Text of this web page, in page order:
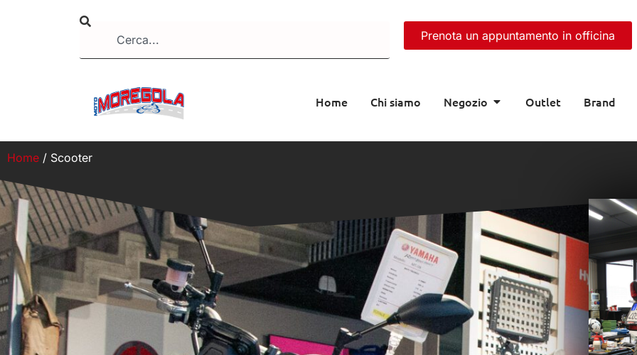
Prenota un appuntamento in officina
Home Chi siamo Negozio Outlet Brand
Home / Scooter